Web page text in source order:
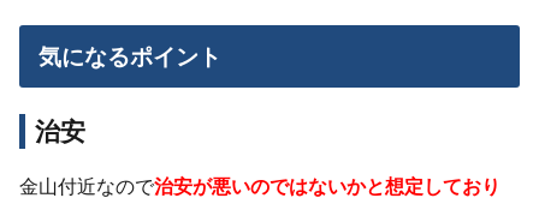
気になるポイント
治安
金山付近なので治安が悪いのではないかと想定しており